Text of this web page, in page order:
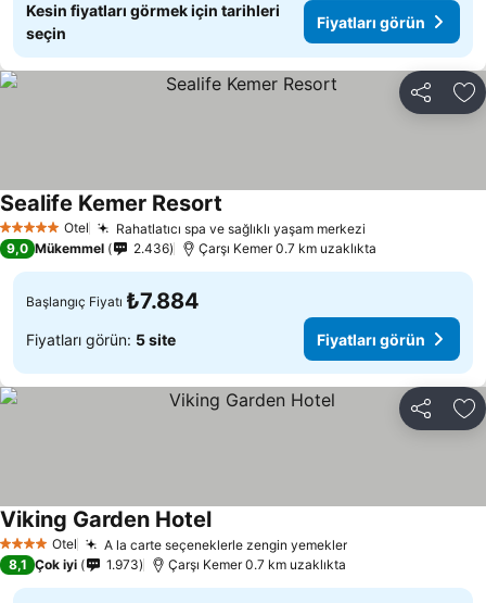
Kesin fiyatları görmek için tarihleri
seçin
Fiyatları görün
Paylaş
5 Yıldız Otel Rahatlatıcı spa ve sağlıklı yaşam merkezi
Sealife Kemer Resort
9,0 Mükemmel 2.436 Çarşı Kemer 0.7 km uzaklıkta
Başlangıç Fiyatı ₺7.884
Fiyatları görün: 5 site Fiyatları görün
Paylaş
4 Yıldız Otel A la carte seçeneklerle zengin yemeklerFiyatları görün
Viking Garden HotelFiyatları görün
8,1 Çok iyi 1.973 Çarşı Kemer 0.7 km uzaklıkta